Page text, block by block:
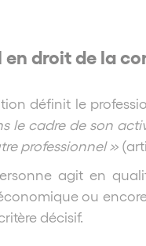
en droit de la
définit le
le cadre de son
professionnel »
agit en
ou
décisif.